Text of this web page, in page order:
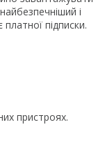
і
підписки.
пристроях.